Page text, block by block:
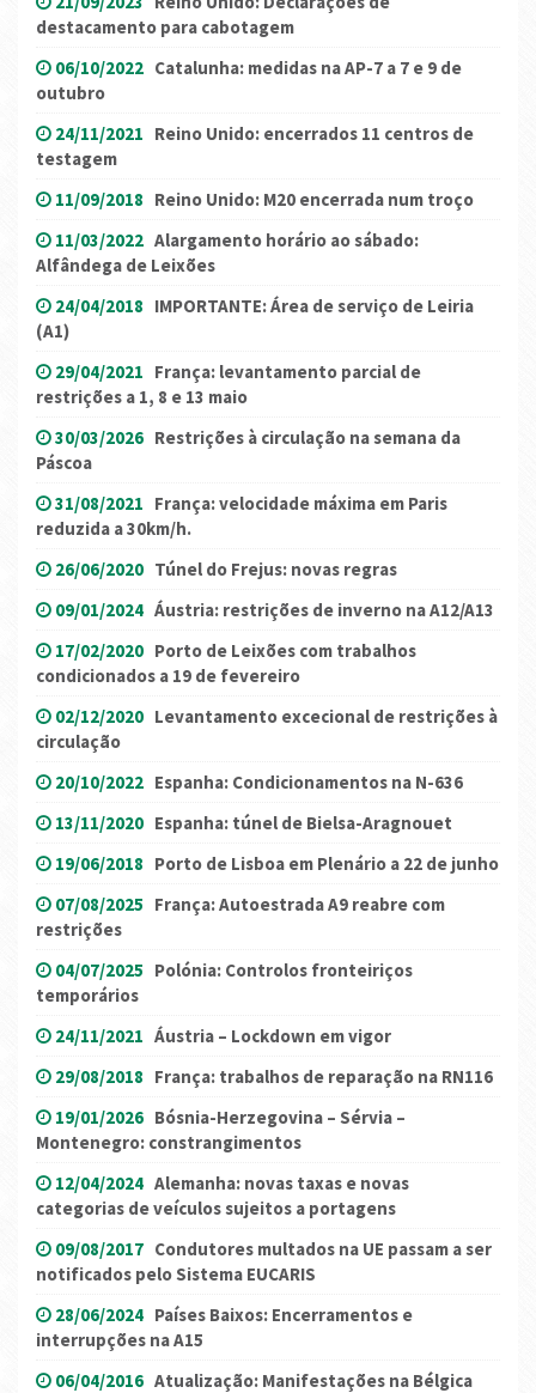
destacamento para cabotagem
06/10/2022 Catalunha: medidas na AP-7 a 7 e 9 de
outubro
24/11/2021 Reino Unido: encerrados 11 centros de
testagem
11/09/2018 Reino Unido: M20 encerrada num troço
11/03/2022 Alargamento horário ao sábado:
Alfândega de Leixões
24/04/2018 IMPORTANTE: Área de serviço de Leiria
(A1)
29/04/2021 França: levantamento parcial de
restrições a 1, 8 e 13 maio
30/03/2026 Restrições à circulação na semana da
Páscoa
31/08/2021 França: velocidade máxima em Paris
reduzida a 30km/h.
26/06/2020 Túnel do Frejus: novas regras
09/01/2024 Áustria: restrições de inverno na A12/A13
17/02/2020 Porto de Leixões com trabalhos
condicionados a 19 de fevereiro
02/12/2020 Levantamento excecional de restrições à
circulação
20/10/2022 Espanha: Condicionamentos na N-636
13/11/2020 Espanha: túnel de Bielsa-Aragnouet
19/06/2018 Porto de Lisboa em Plenário a 22 de junho
07/08/2025 França: Autoestrada A9 reabre com
restrições
04/07/2025 Polónia: Controlos fronteiriços
temporários
24/11/2021 Áustria – Lockdown em vigor
29/08/2018 França: trabalhos de reparação na RN116
19/01/2026 Bósnia-Herzegovina – Sérvia –
Montenegro: constrangimentos
12/04/2024 Alemanha: novas taxas e novas
categorias de veículos sujeitos a portagens
09/08/2017 Condutores multados na UE passam a ser
notificados pelo Sistema EUCARIS
28/06/2024 Países Baixos: Encerramentos e
interrupções na A15
06/04/2016 Atualização: Manifestações na Bélgica